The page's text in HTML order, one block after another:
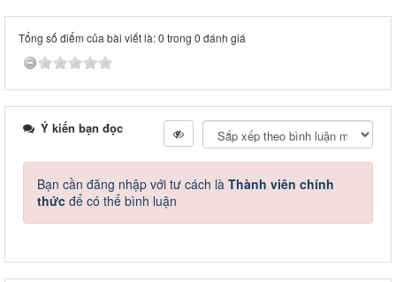
Tổng số điểm của bài viết là: 0 trong 0 đánh giá
Ý kiến bạn đọc
Bạn cần đăng nhập với tư cách là Thành viên chính
thức để có thể bình luận